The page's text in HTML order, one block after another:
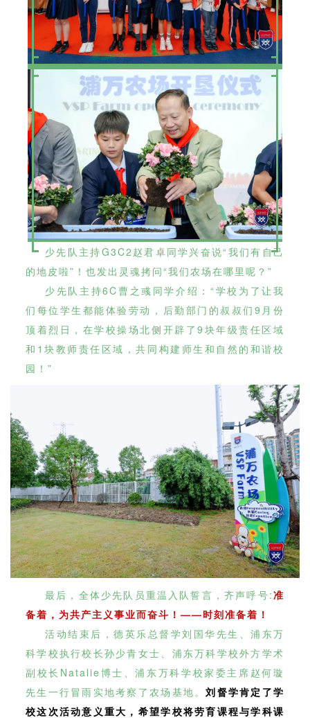
少先队主持G3C2赵君卓同学兴奋说“我们有自己
的地皮啦”！也发出灵魂拷问“我们农场在哪里呢？”
少先队主持6C曹之彧同学介绍：“学校为了让我
们每位学生都能体验劳动，后勤部门的叔叔们9月份
顶着烈日，在学校操场北侧开辟了9块年级责任区域
和1块教师责任区域，共同构建师生和自然的和谐校
园！”
最后，全体少先队员重温入队誓言，齐声呼号:准
备着，为共产主义事业而奋斗！——时刻准备着 ！
活动结束后，德英乐总督学刘国华先生、浦东万
科学校执行校长孙少青女士、浦东万科学校外方学术
副校长Natalie博士、浦东万科学校家委主席赵何璇
先生一行冒雨实地考察了农场基地。刘督学肯定了学
校这次活动意义重大，希望学校将劳育课程与学科课